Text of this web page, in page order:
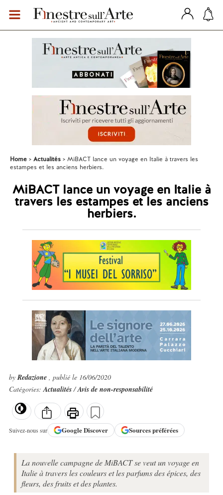
Home Actualités
MiBACT lance un voyage en Italie à travers les
estampes et les anciens herbiers.
MiBACT lance un voyage en Italie à
travers les estampes et les anciens
herbiers.
byRedazione , publié le 16/06/2020
Catégories:Actualités/Avis de non-responsabilité
Suivez-nous sur GoogleDiscover Sources préférées
La nouvelle campagne de MiBACT se veut un voyage en
Italie à travers les couleurs et les parfums des épices, des
fleurs, des fruits et des plantes.